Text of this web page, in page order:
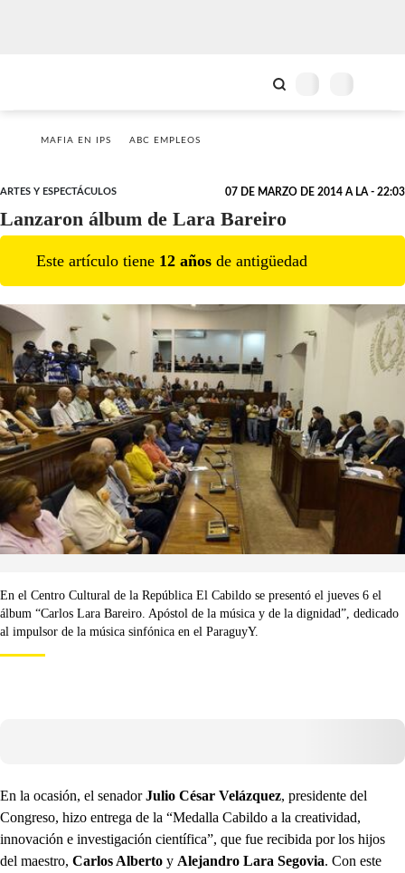
MAFIA EN IPS ABC EMPLEOS
ARTES Y ESPECTÁCULOS 07 DE MARZO DE 2014 A LA - 22:03
Lanzaron álbum de Lara Bareiro
Este artículo tiene 12 años de antigüedad
En el Centro Cultural de la República El Cabildo se presentó el jueves 6 el
álbum “Carlos Lara Bareiro. Apóstol de la música y de la dignidad”, dedicado
al impulsor de la música sinfónica en el ParaguyY.
En la ocasión, el senadorJulio César Velázquez, presidente del
Congreso, hizo entrega de la “Medalla Cabildo a la creatividad,
innovación e investigación científica”, que fue recibida por los hijos
del maestro, Carlos Alberto y Alejandro Lara Segovia. Con este